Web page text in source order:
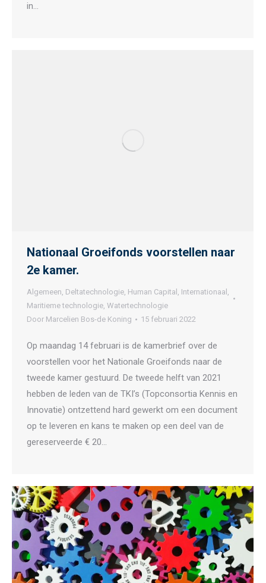
in…
Nationaal Groeifonds voorstellen naar
2e kamer.
Algemeen, Deltatechnologie, Human Capital , Internationaal ,
Maritieme technologie, Watertechnologie
Door Marcelien Bos-de Koning 15 februari 2022
Op maandag 14 februari is de kamerbrief over de
voorstellen voor het Nationale Groeifonds naar de
tweede kamer gestuurd. De tweede helft van 2021
hebben de leden van de TKI’s (Topconsortia Kennis en
Innovatie) ontzettend hard gewerkt om een document
op te leveren en kans te maken op een deel van de
gereserveerde € 20…